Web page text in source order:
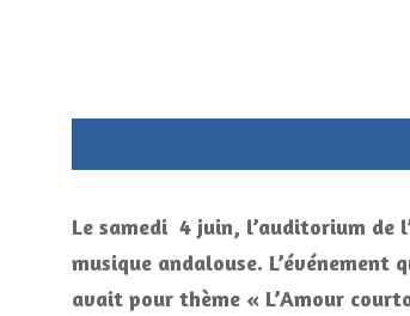
Le samedi 4 juin, l’auditorium de
musique andalouse.
avait pour thème « L’Amour